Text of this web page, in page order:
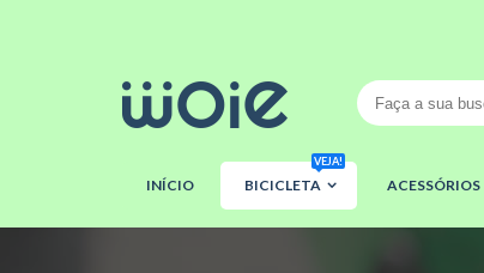
INÍCIO BICICLETA
VEJA!
ACESSÓRIOS